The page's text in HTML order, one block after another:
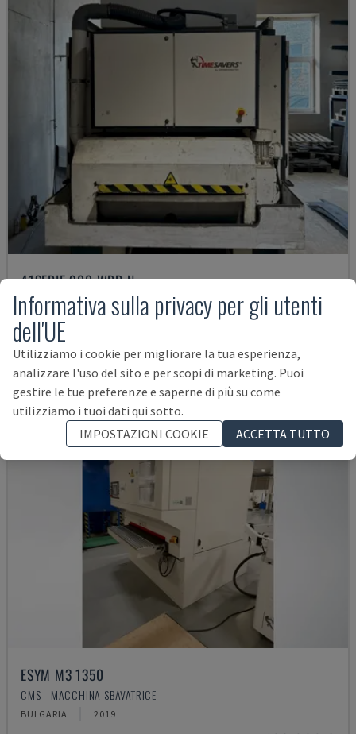
41SERIE 900 WRD N
TIMESAVERS - MACCHINA SBAVATRICE
ESTONIA
17.000 €
ESYM M3 1350
CMS - MACCHINA SBAVATRICE
BULGARIA 2019
Informativa sulla privacy per gli utenti
dell'UE
Utilizziamo i cookie per migliorare la tua esperienza,
analizzare l'uso del sito e per scopi di marketing. Puoi
gestire le tue preferenze e saperne di più su come
utilizziamo i tuoi dati qui sotto.
IMPOSTAZIONI COOKIE
ACCETTA TUTTO